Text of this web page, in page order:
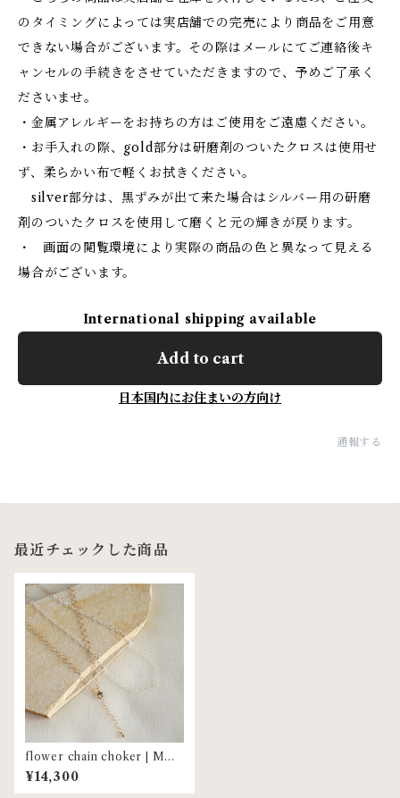
のタイミングによっては実店舗での完売により商品をご用意
できない場合がございます。その際はメールにてご連絡後キ
ャンセルの手続きをさせていただきますので、予めご了承く
ださいませ。
・金属アレルギーをお持ちの方はご使用をご遠慮ください。
・お手入れの際、gold部分は研磨剤のついたクロスは使用せ
ず、柔らかい布で軽くお拭きください。
silver部分は、黒ずみが出て来た場合はシルバー用の研磨
剤のついたクロスを使用して磨くと元の輝きが戻ります。
・ 画面の閲覧環境により実際の商品の色と異なって見える
場合がございます。
International shipping available
Add to cart
日本国内にお住まいの方向け
通報する
最近チェックした商品
flower chain choker | MNL
-77
¥14,300